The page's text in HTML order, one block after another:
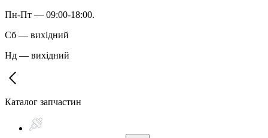
Пн-Пт — 09:00-18:00.
Сб — вихідний
Нд — вихідний
Каталог запчастин